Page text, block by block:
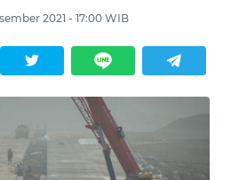
2021 - 17:00 WIB